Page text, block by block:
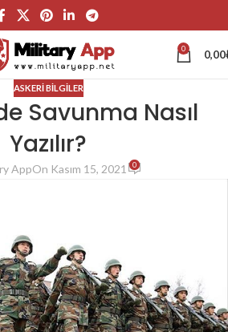
0 0,00
ASKERI BILGILER
Savunma Nasıl
Yazılır?
AppOn Kasım 15, 2021 0